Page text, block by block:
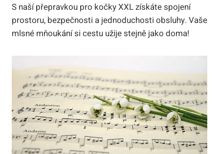
S naší přepravkou pro kočky XXL získáte spojení
prostoru, bezpečnosti a jednoduchosti obsluhy. Vaše
mlsné mňoukání si cestu užije stejně jako doma!